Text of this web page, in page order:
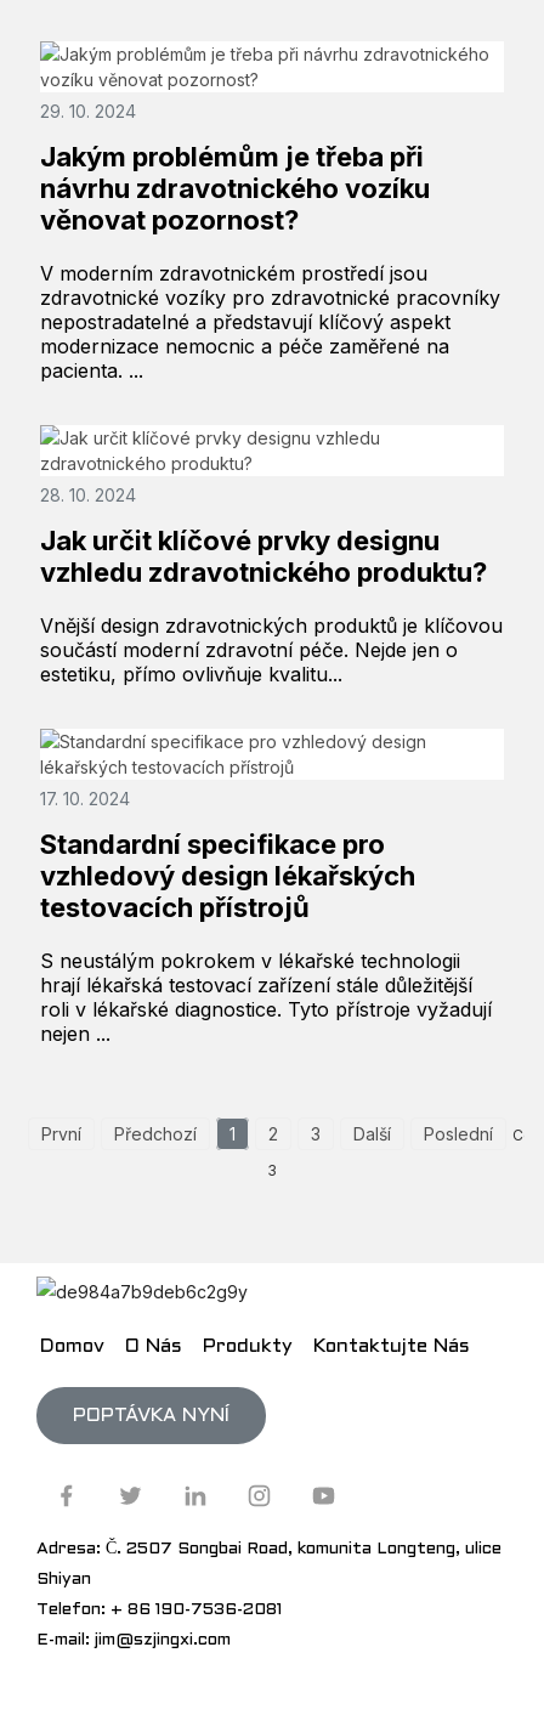
29. 10. 2024
Jakým problémům je třeba při
návrhu zdravotnického vozíku
věnovat pozornost?
V moderním zdravotnickém prostředí jsou
zdravotnické vozíky pro zdravotnické pracovníky
nepostradatelné a představují klíčový aspekt
modernizace nemocnic a péče zaměřené na
pacienta. ...
28. 10. 2024
Jak určit klíčové prvky designu
vzhledu zdravotnického produktu?
Vnější design zdravotnických produktů je klíčovou
součástí moderní zdravotní péče. Nejde jen o
estetiku, přímo ovlivňuje kvalitu...
17. 10. 2024
Standardní specifikace pro
vzhledový design lékařských
testovacích přístrojů
S neustálým pokrokem v lékařské technologii
hrají lékařská testovací zařízení stále důležitější
roli v lékařské diagnostice. Tyto přístroje vyžadují
nejen ...
První Předchozí 1 2 3 Další Poslední
3
Domov O Nás Produkty Kontaktujte Nás
POPTÁVKA NYNÍ
Adresa: Č. 2507 Songbai Road, komunita Longteng, ulice
Shiyan
Telefon: + 86 190-7536-2081
E-mail: jim@szjingxi.com